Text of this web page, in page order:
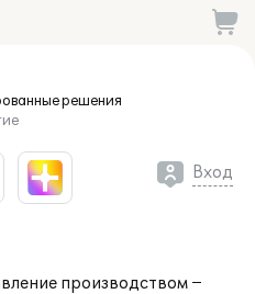
решения
Вход
производством